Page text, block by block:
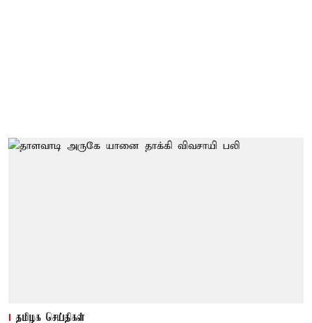
தமிழக செய்திகள்